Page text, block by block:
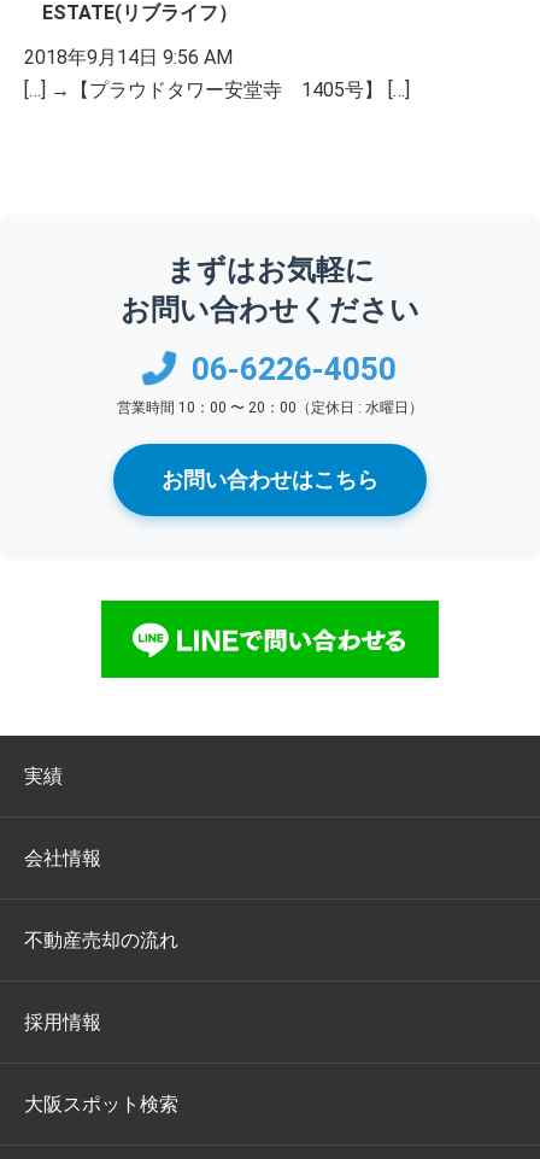
ESTATE(リブライフ）
2018年9月14日 9:56 AM
[…] →【プラウドタワー安堂寺 1405号】 […]
まずはお気軽に
お問い合わせください
06-6226-4050
営業時間 10：00 〜 20：00（定休日 : 水曜日）
お問い合わせはこちら
実績
会社情報
不動産売却の流れ
採用情報
大阪スポット検索